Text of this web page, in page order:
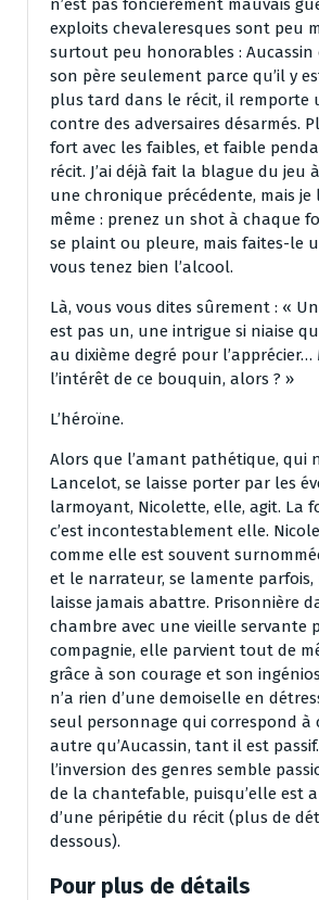
n’est pas foncièrement mauvais
exploits chevaleresques sont peu
surtout peu honorables :
son père seulement parce qu’il y
plus tard dans le récit, il remporte
contre des adversaires désarmés.
fort avec les faibles, et faible
récit. J’ai déjà fait la blague du jeu
une chronique précédente, mais
même : prenez un shot à chaque
se plaint ou pleure, mais faites-le
vous tenez bien l’alcool.
Là, vous vous dites sûrement : «
est pas un, une intrigue si niaise
au dixième degré pour l’apprécier…
l’intérêt de ce bouquin, alors ? »
L’héroïne.
Alors que l’amant pathétique, qui
Lancelot, se laisse porter par les
larmoyant, Nicolette, elle, agit. La
c’est incontestablement elle.
comme elle est souvent
et le narrateur, se lamente parfois,
laisse jamais abattre. Prisonnière
chambre avec une vieille servante
compagnie, elle parvient tout de
grâce à son courage et son
n’a rien d’une demoiselle en
seul personnage qui correspond à
autre qu’Aucassin, tant il est
l’inversion des genres semble
de la chantefable, puisqu’elle est
d’une péripétie du récit (plus de
dessous).
Pour plus de détails